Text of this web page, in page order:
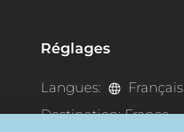
Réglages
Langues:
Français
Destination:France